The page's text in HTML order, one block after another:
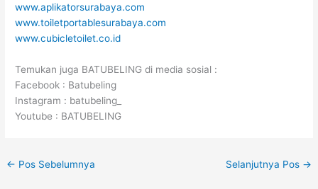
www.aplikatorsurabaya.com
www.toiletportablesurabaya.com
www.cubicletoilet.co.id
Temukan juga BATUBELING di media sosial :
Facebook : Batubeling
Instagram : batubeling_
Youtube : BATUBELING
← Pos Sebelumnya Selanjutnya Pos →